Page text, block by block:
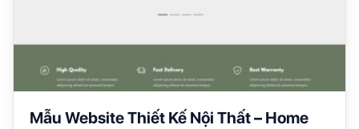
Mẫu Website Thiết Kế Nội Thất – Home